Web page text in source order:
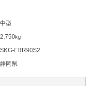
中型
2,750kg
SKG-FRR90S2
静岡県